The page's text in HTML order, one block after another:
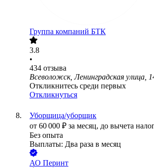
Группа компаний БТК
3.8
•
434 отзыва
Всеволожск, Ленинградская улица,
Откликнитесь среди первых
Откликнуться
Уборщица/уборщик
от 60 000 ₽ за месяц, до вычета
Без опыта
Выплаты: Два раза в месяц
АО Перинт